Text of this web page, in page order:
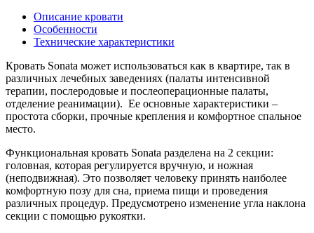
Описание кровати
Особенности
Технические характеристики
Кровать Sonata может использоваться как в квартире, так в
различных лечебных заведениях (палаты интенсивной
терапии, послеродовые и послеоперационные палаты,
отделение реанимации). Ее основные характеристики –
простота сборки, прочные крепления и комфортное спальное
место.
Функциональная кровать Sonata разделена на 2 секции:
головная, которая регулируется вручную, и ножная
(неподвижная). Это позволяет человеку принять наиболее
комфортную позу для сна, приема пищи и проведения
различных процедур. Предусмотрено изменение угла наклона
секции с помощью рукоятки.